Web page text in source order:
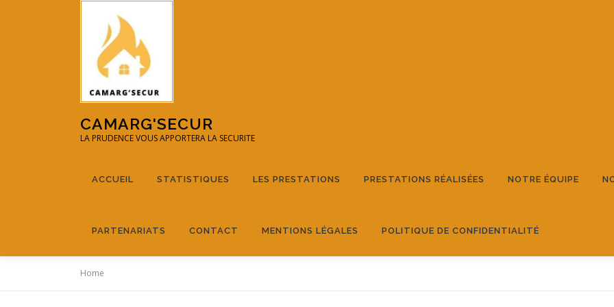
CAMARG'SECUR
LA PRUDENCE VOUS APPORTERA LA SECURITE
ACCUEIL STATISTIQUES LES PRESTATIONS PRESTATIONS RÉALISÉES NOTRE ÉQUIPE
PARTENARIATS CONTACT MENTIONS LÉGALES POLITIQUE DE CONFIDENTIALITÉ
Home